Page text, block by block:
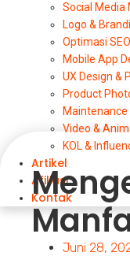
Social Media
Logo &
Optimasi
Mobile App
UX Design &
Product
Maintenance
Video &
KOL &
Artikel
Afiliasi
Kontak
Juni 28,